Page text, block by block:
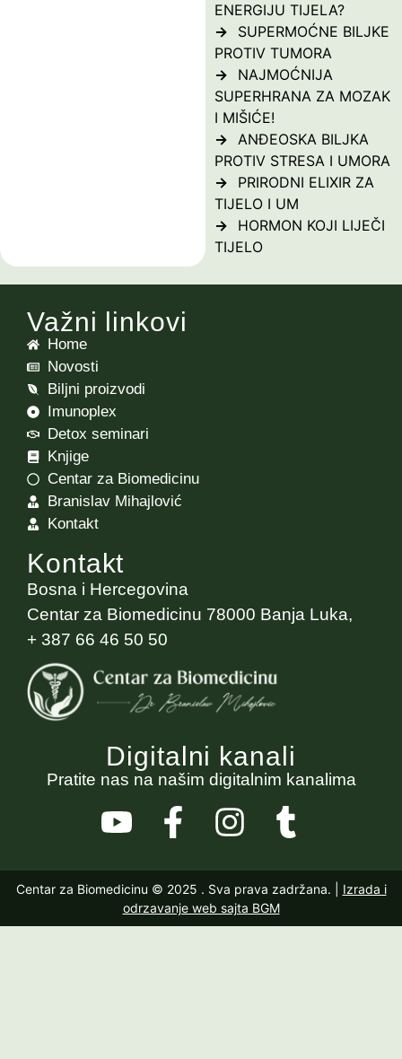
ENERGIJU TIJELA?
SUPERMOĆNE BILJKE
PROTIV TUMORA
NAJMOĆNIJA
SUPERHRANA ZA MOZAK
I MIŠIĆE!
ANĐEOSKA BILJKA
PROTIV STRESA I UMORA
PRIRODNI ELIXIR ZA
TIJELO I UM
HORMON KOJI LIJEČI
TIJELO
Važni linkovi
Home
Novosti
Biljni proizvodi
Imunoplex
Detox seminari
Knjige
Centar za Biomedicinu
Branislav Mihajlović
Kontakt
Kontakt
Bosna i Hercegovina
Centar za Biomedicinu 78000 Banja Luka,
+ 387 66 46 50 50
Digitalni kanali
Pratite nas na našim digitalnim kanalima
Centar za Biomedicinu © 2025 . Sva prava zadržana. | Izrada i
odrzavanje web sajta BGM